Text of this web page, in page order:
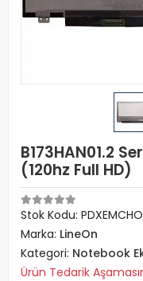
B173HAN01.2
(120hz Full HD)
Stok Kodu:
Marka: LineOn
Kategori: Notebook
Ürün Tedarik